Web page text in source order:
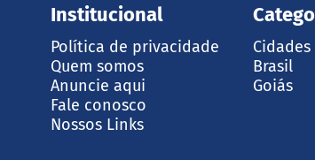
Institucional
Política de privacidade
Quem somos
Anuncie aqui
Fale conosco
Nossos Links
Cidades
Brasil
Goiás